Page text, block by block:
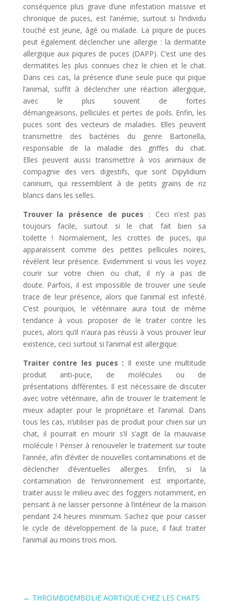
conséquence plus grave d’une infestation massive et
chronique de puces, est l’anémie, surtout si l’individu
touché est jeune, âgé ou malade. La piqure de puces
peut également déclencher une allergie : la dermatite
allergique aux piqures de puces (DAPP). C’est une des
dermatites les plus connues chez le chien et le chat.
Dans ces cas, la présence d’une seule puce qui pique
l’animal, suffit à déclencher une réaction allergique,
avec le plus souvent de fortes
démangeaisons, pellicules et pertes de poils. Enfin, les
puces sont des vecteurs de maladies. Elles peuvent
transmettre des bactéries du genre Bartonella,
responsable de la maladie des griffes du chat.
Elles peuvent aussi transmettre à vos animaux de
compagnie des vers digestifs, que sont Dipylidium
caninum, qui ressemblent à de petits grains de riz
blancs dans les selles.
Trouver la présence de puces : Ceci n’est pas
toujours facile, surtout si le chat fait bien sa
toilette ! Normalement, les crottes de puces, qui
apparaissent comme des petites pellicules noires,
révèlent leur présence. Evidemment si vous les voyez
courir sur votre chien ou chat, il n’y a pas de
doute. Parfois, il est impossible de trouver une seule
trace de leur présence, alors que l’animal est infesté.
C’est pourquoi, le vétérinaire aura tout de même
tendance à vous proposer de le traiter contre les
puces, alors qu’il n’aura pas réussi à vous prouver leur
existence, ceci surtout si l’animal est allergique.
Traiter contre les puces : Il existe une multitude
produit anti-puce, de molécules ou de
présentations différentes. Il est nécessaire de discuter
avec votre vétérinaire, afin de trouver le traitement le
mieux adapter pour le propriétaire et l’animal. Dans
tous les cas, n’utiliser pas de produit pour chien sur un
chat, il pourrait en mourir s’il s’agit de la mauvaise
molécule ! Penser à renouveler le traitement sur toute
l’année, afin d’éviter de nouvelles contaminations et de
déclencher d’éventuelles allergies. Enfin, si la
contamination de l’environnement est importante,
traiter aussi le milieu avec des foggers notamment, en
pensant à ne laisser personne à l’intérieur de la maison
pendant 24 heures minimum. Sachez que pour casser
le cycle de développement de la puce, il faut traiter
l’animal au moins trois mois.
← THROMBOEMBOLIE AORTIQUE CHEZ LES CHATS